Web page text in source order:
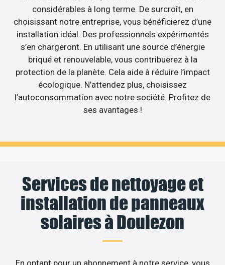
considérables à long terme. De surcroît, en
choisissant notre entreprise, vous bénéficierez d’une
installation idéal. Des professionnels expérimentés
s’en chargeront. En utilisant une source d’énergie
briqué et renouvelable, vous contribuerez à la
protection de la planète. Cela aide à réduire l’impact
écologique. N’attendez plus, choisissez
l’autoconsommation avec notre société. Profitez de
ses avantages !
Services de nettoyage et
installation de panneaux
solaires à Doulezon